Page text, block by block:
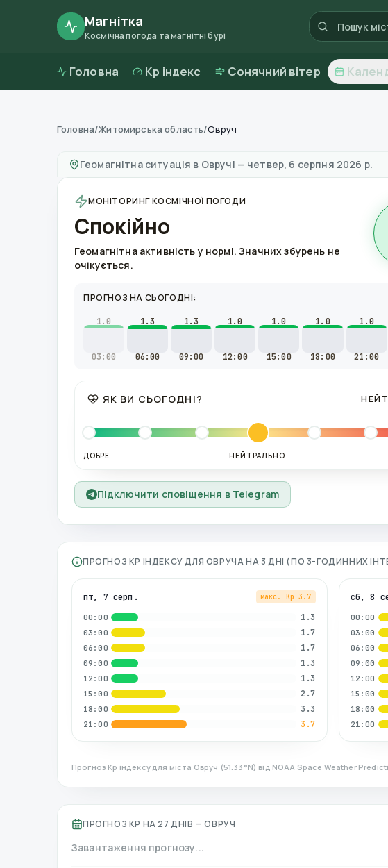
Магнітка
Космічна погода та магнітні бурі
Головна Kp індекс Сонячний вітер
Магнітні бурі вОвручі—погода та якість повітря
Головна/Житомирська область/Овруч
Геомагнітна ситуація в Овручі — четвер, 6 серпня 2026 р.
МОНІТОРИНГ КОСМІЧНОЇ ПОГОДИ
Спокійно
Геомагнітна активність у нормі. Значних збурень не
очікується.
ПРОГНОЗ НА СЬОГОДНІ:
1.0
03:00
1.3
06:00
1.3
09:00
1.0
12:00
1.0
15:00
1.0
18:00
1.0
21:00
ЯК ВИ СЬОГОДНІ?
ДОБРЕ НЕЙТРАЛЬНО
Підключити сповіщення в Telegram
ПРОГНОЗ KP ІНДЕКСУ ДЛЯ ОВРУЧАНА 3 ДНІ (ПО 3-ГОДИННИХ
пт, 7 серп. макс. Kp 3.7
00:00 1.3
03:00 1.7
06:00 1.7
09:00 1.3
12:00 1.3
15:00 2.7
18:00 3.3
21:00 3.7
сб, 8
00:00
03:00
06:00
09:00
12:00
15:00
18:00
21:00
Прогноз Kp індексу для міста Овруч (51.33 °N) від NOAA Space Weather
ПРОГНОЗ KP НА 27 ДНІВ — ОВРУЧ
Завантаження прогнозу...